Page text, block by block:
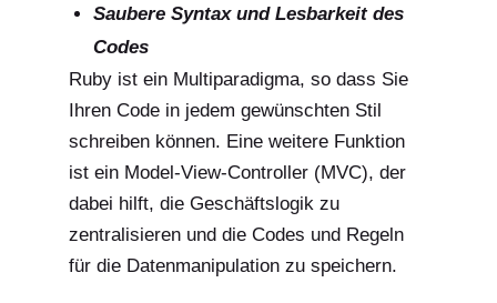
Saubere Syntax und Lesbarkeit des
Codes
Ruby ist ein Multiparadigma, so dass Sie
Ihren Code in jedem gewünschten Stil
schreiben können. Eine weitere Funktion
ist ein Model-View-Controller (MVC), der
dabei hilft, die Geschäftslogik zu
zentralisieren und die Codes und Regeln
für die Datenmanipulation zu speichern.